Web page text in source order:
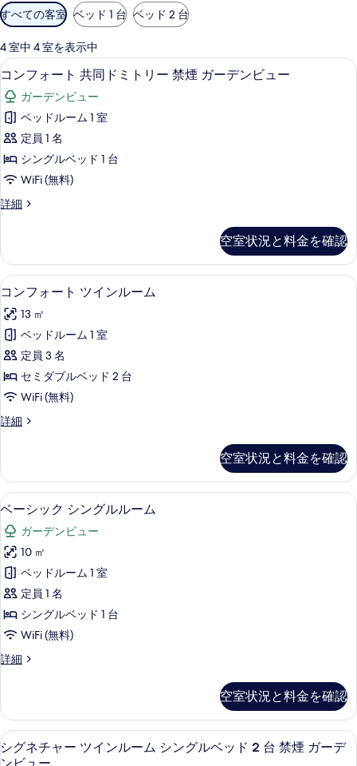
利
用
可
能
な
客
室
の
り
込
み
すべての客室 ベッド 1 台 ベッド 2 台
4 室中 4 室を表示中
コ
ン
フ
ォ
ー
ト
同
ミ
ト
リ
ー
禁
煙
ガ
ー
デ
ュ
ー
の
す
べ
て
の
写
を
示
す
る
コンフォート 共同ドミトリー 禁煙
11
コンフォート 共同ドミトリー 禁煙 ガーデンビュー
ガーデンビュー
ベッドルーム 1 室
定員 1 名
シングルベッド 1 台
WiFi (無料)
詳細
コ
ー
ト
共
ド
ミ
ト
リ
ー
禁
煙
ガ
ビ
ュ
ー
詳
細
空室状況と料金を確認
コ
ン
フ
ォ
ー
ト
イ
ル
ー
ム
の
す
べ
て
の
写
真
示
す
る
コンフォート ツインルーム | 羽毛の
12
コンフォート ツインルーム
13 ㎡
ベッドルーム 1 室
定員 3 名
セミダブルベッド 2 台
WiFi (無料)
詳細
コ
ー
ト
ツ
イ
ン
ル
ー
ム
の
詳
細
空室状況と料金を確認
ベ
ー
シ
ッ
ク
シ
ン
ル
ー
ム
の
ベーシック シングルルーム | 羽毛の
10
ベーシック シングルルーム
ガーデンビュー
10 ㎡
ベッドルーム 1 室
定員 1 名
シングルベッド 1 台
WiFi (無料)
詳細
ベ
ク
シ
ン
グ
空室状況と料金を確認
シ
グ
シグネチャー ツインルーム シング
9
シグネチャー ツインルーム シングルベッド 2 台 禁煙 ガーデ